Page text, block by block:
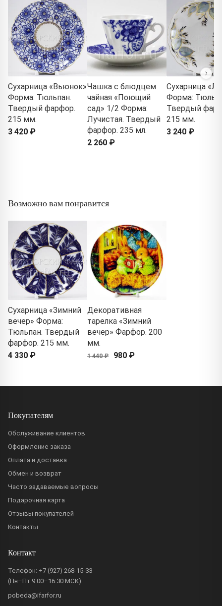
Сухарница «Вьюнок»
Форма: Тюльпан.
Твердый фарфор.
215 мм.
3 420 ₽
Чашка с блюдцем
чайная «Поющий
сад» 1/2 Форма:
Лучистая. Твердый
фарфор. 235 мл.
2 260 ₽
Сухарница
Форма:
Твердый
215 мм.
3 240 ₽
Возможно вам понравится
Сухарница «Зимний
вечер» Форма:
Тюльпан. Твердый
фарфор. 215 мм.
4 330 ₽
Декоративная
тарелка «Зимний
вечер» Фарфор. 200
мм.
1 440 ₽ 980 ₽
Покупателям
Обслуживание клиентов
Оформление заказа
Оплата и доставка
Обмен и возврат
Часто задаваемые вопросы
Подарочная карта
Отзывы покупателей
Контакты
Контакт
Телефон: +7 (927) 268-15-33
(Пн–Пт 9:00–16:30 МСК)
pobeda@ifarfor.ru